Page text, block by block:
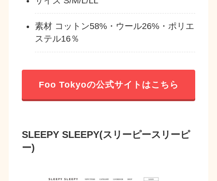
素材 コットン58%・ウール26%・ポリエ
ステル16％
Foo Tokyoの公式サイトはこちら
SLEEPY SLEEPY(スリーピースリーピ
ー)